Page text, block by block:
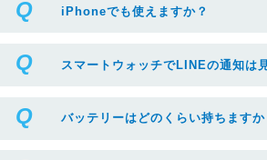
iPhoneでも使えますか？
スマートウォッチでLINEの通知は
バッテリーはどのくらい持ちますか